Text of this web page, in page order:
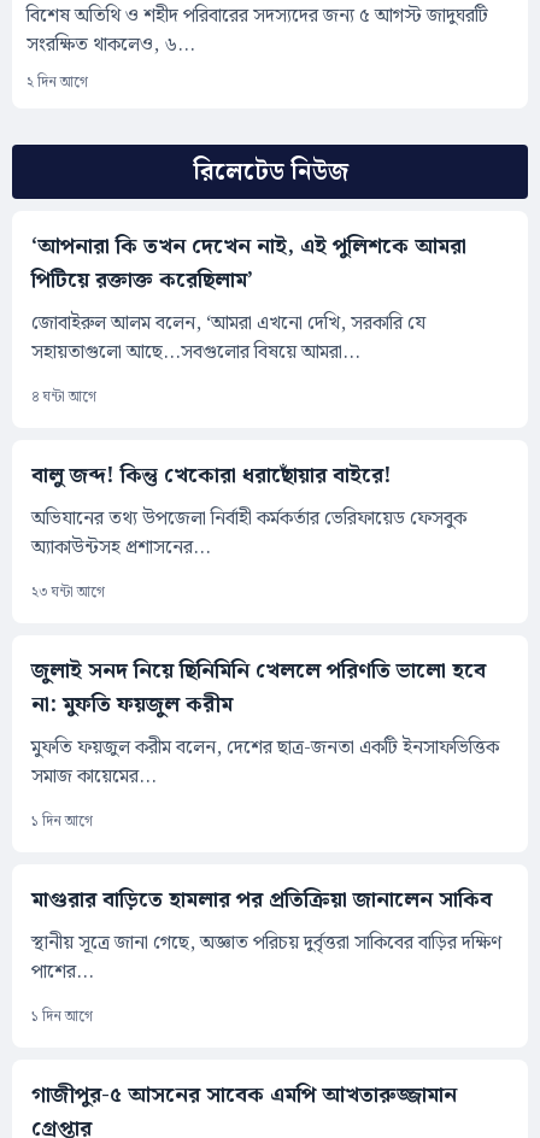
রিলেটেড নিউজ
‘আপনারা কি তখন দেখেন নাই, এই পুলিশকে আমরা
পিটিয়ে রক্তাক্ত করেছিলাম’
জোবাইরুল আলম বলেন, ‘আমরা এখনো দেখি, সরকারি যে
সহায়তাগুলো আছে...সবগুলোর বিষয়ে আমরা...
৪ ঘন্টা আগে
বালু জব্দ! কিন্তু খেকোরা ধরাছোঁয়ার বাইরে!
অভিযানের তথ্য উপজেলা নির্বাহী কর্মকর্তার ভেরিফায়েড ফেসবুক
অ্যাকাউন্টসহ প্রশাসনের...
২৩ ঘন্টা আগে
জুলাই সনদ নিয়ে ছিনিমিনি খেললে পরিণতি ভালো হবে
না: মুফতি ফয়জুল করীম
মুফতি ফয়জুল করীম বলেন, দেশের ছাত্র-জনতা একটি ইনসাফভিত্তিক
সমাজ কায়েমের...
১ দিন আগে
মাগুরার বাড়িতে হামলার পর প্রতিক্রিয়া জানালেন সাকিব
স্থানীয় সূত্রে জানা গেছে, অজ্ঞাত পরিচয় দুর্বৃত্তরা সাকিবের বাড়ির দক্ষিণ
পাশের...
১ দিন আগে
গাজীপুর-৫ আসনের সাবেক এমপি আখতারুজ্জামান
গ্রেপ্তার
বিশেষ অতিথি ও শহীদ পরিবারের সদস্যদের জন্য ৫ আগস্ট জাদুঘরটি
সংরক্ষিত থাকলেও, ৬...
২ দিন আগে